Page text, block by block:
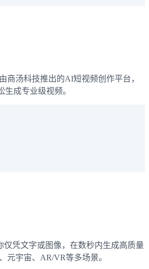
商汤科技推出的AI短视频创作平台，
成专业级视频。
仅凭文字或图像，在数秒内生成高质量
元宇宙、AR/VR等多场景。